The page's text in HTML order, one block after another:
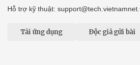
Hỗ trợ kỹ thuật:
Tải ứng dụng Độc giả gửi bài